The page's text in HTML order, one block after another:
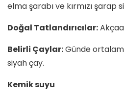
elma şarabı ve kırmızı şarap
Doğal Tatlandırıcılar:
Belirli Çaylar:Günde
siyah çay.
Kemik suyu